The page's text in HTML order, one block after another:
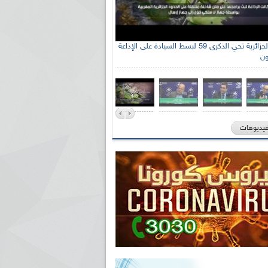
الإذاعة الجزائرية تحي الذكرى 59 لبسط السيادة على الإذاعة